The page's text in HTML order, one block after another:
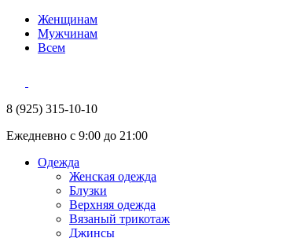
Женщинам
Мужчинам
Всем
8 (925) 315-10-10
Ежедневно с 9:00 до 21:00
Одежда
Женская одежда
Блузки
Верхняя одежда
Вязаный трикотаж
Джинсы